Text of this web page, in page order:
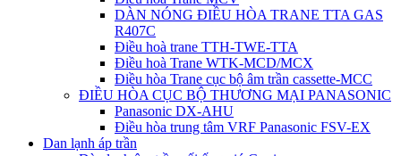
DÀN NÓNG ĐIỀU HÒA TRANE TTA GAS
R407C
Điều hoà trane TTH-TWE-TTA
Điều hoà Trane WTK-MCD/MCX
Điều hòa Trane cục bộ âm trần cassette-MCC
ĐIỀU HÒA CỤC BỘ THƯƠNG MẠI PANASONIC
Panasonic DX-AHU
Điều hòa trung tâm VRF Panasonic FSV-EX
Dan lạnh áp trần